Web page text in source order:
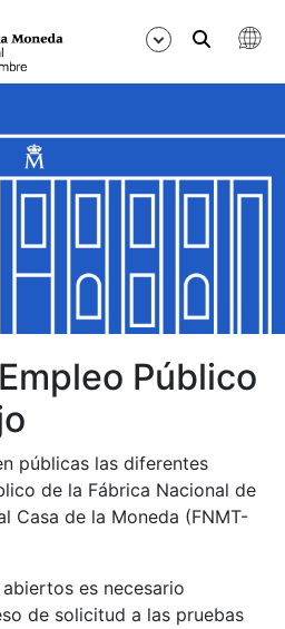
Público
públicas las diferentes
de la Fábrica Nacional de
Casa de la Moneda (FNMT-
es necesario
de solicitud a las pruebas